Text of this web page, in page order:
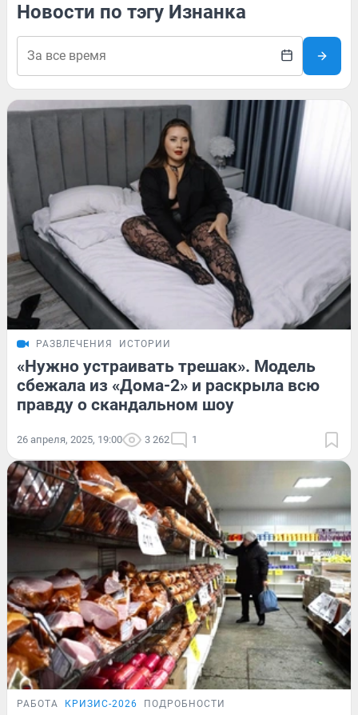
Новости по тэгу Изнанка
РАЗВЛЕЧЕНИЯ ИСТОРИИ
«Нужно устраивать трешак». Модель
сбежала из «Дома-2» и раскрыла всю
правду о скандальном шоу
26 апреля, 2025, 19:00 3 262 1
РАБОТА КРИЗИС-2026 ПОДРОБНОСТИ